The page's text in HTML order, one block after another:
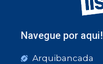
Navegue por aqui!
Arquibancada